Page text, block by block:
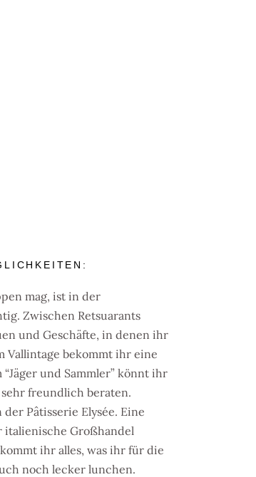
mag, ist in der
Zwischen Retsuarants
und Geschäfte, in denen ihr
Vallintage bekommt ihr eine
und Sammler” könnt ihr
freundlich beraten.
Pâtisserie Elysée. Eine
italienische Großhandel
ihr alles, was ihr für die
noch lecker lunchen.